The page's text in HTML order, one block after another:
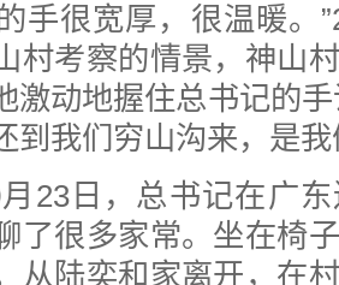
手很宽厚，很温暖。
村考察的情景，神山
激动地握住总书记的
到我们穷山沟来，是
日，总书记在广东
了很多家常。坐在椅
从陆奕和家离开，在